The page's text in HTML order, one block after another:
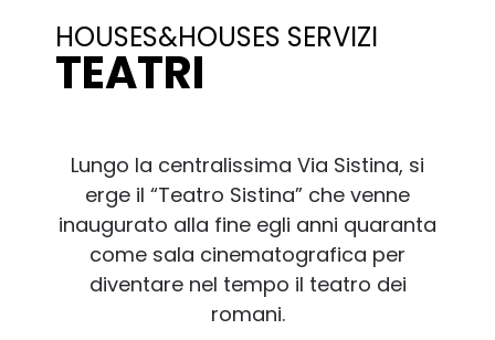
HOUSES&HOUSES SERVIZI
TEATRI
Lungo la centralissima Via Sistina, si
erge il “Teatro Sistina” che venne
inaugurato alla fine egli anni quaranta
come sala cinematografica per
diventare nel tempo il teatro dei
romani.